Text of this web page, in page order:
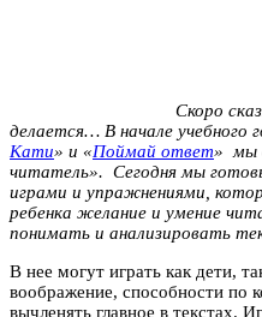
Скоро
делается… В начале учебного
Кати» и «Поймай ответ» мы
читатель». Сегодня мы
играми и упражнениями,
ребенка желание и умение
понимать и анализировать
В нее могут играть как дети,
воображение, способности по
вычленять главное в текстах.